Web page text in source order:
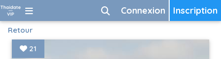
Inscription
Connexion
Retour
21